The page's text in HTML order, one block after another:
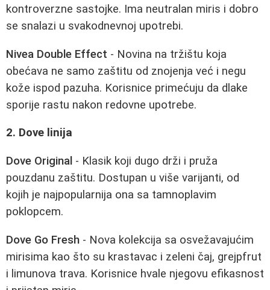
kontroverzne sastojke. Ima neutralan miris i dobro
se snalazi u svakodnevnoj upotrebi.
Nivea Double Effect - Novina na tržištu koja
obećava ne samo zaštitu od znojenja već i negu
kože ispod pazuha. Korisnice primećuju da dlake
sporije rastu nakon redovne upotrebe.
2. Dove linija
Dove Original - Klasik koji dugo drži i pruža
pouzdanu zaštitu. Dostupan u više varijanti, od
kojih je najpopularnija ona sa tamnoplavim
poklopcem.
Dove Go Fresh - Nova kolekcija sa osvežavajućim
mirisima kao što su krastavac i zeleni čaj, grejpfrut
i limunova trava. Korisnice hvale njegovu efikasnost